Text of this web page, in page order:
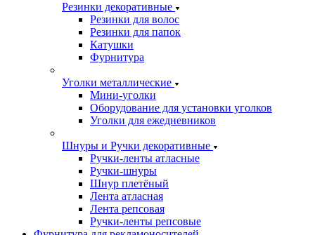
Резинки декоративные
Резинки для волос
Резинки для папок
Катушки
Фурнитура
Уголки металлические
Мини-уголки
Оборудование для установки уголков
Уголки для ежедневников
Шнуры и Ручки декоративные
Ручки-ленты атласные
Ручки-шнуры
Шнур плетёный
Лента атласная
Лента репсовая
Ручки-ленты репсовые